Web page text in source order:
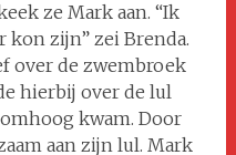
ze Mark aan. “Ik
zijn” zei Brenda.
over de zwembroek
hierbij over de lul
kwam. Door
aan zijn lul. Mark